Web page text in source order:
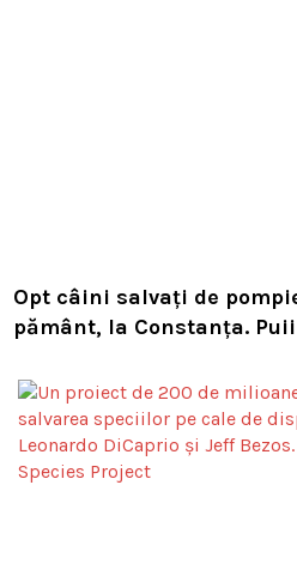
Opt câini salvați de
pământ, la Constanța.